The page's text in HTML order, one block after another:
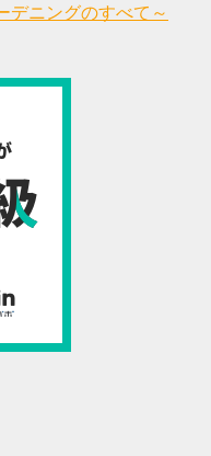
デニングのすべて～